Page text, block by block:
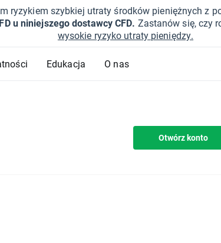
ryzykiem szybkiej utraty środków pieniężnych z
u niniejszego dostawcy CFD. Zastanów się, czy
wysokie ryzyko utraty pieniędzy.
Edukacja O nas
Otwórz konto